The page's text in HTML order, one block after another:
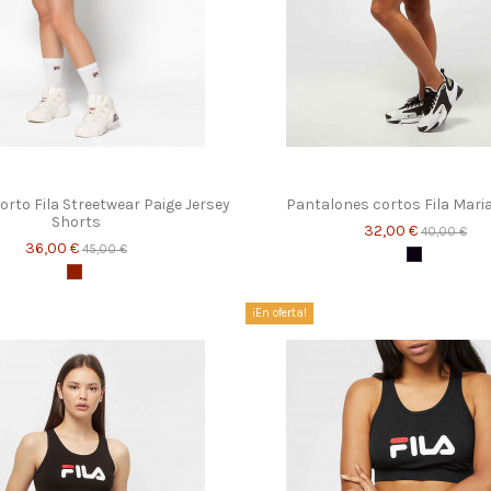
Fila Streetwear Paige Jersey
Shorts
36,00 € 45,00 €
Granate
Pantalones cortos Fila
32,00 € 40,00 €
Negro
¡En oferta!